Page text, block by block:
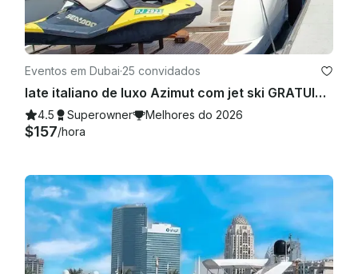
Eventos em Dubai·25 convidados
Iate italiano de luxo Azimut com jet ski GRATUITO A melhor oferta da Marina de Dubai
4.5 Superowner Melhores do 2026
$157/hora